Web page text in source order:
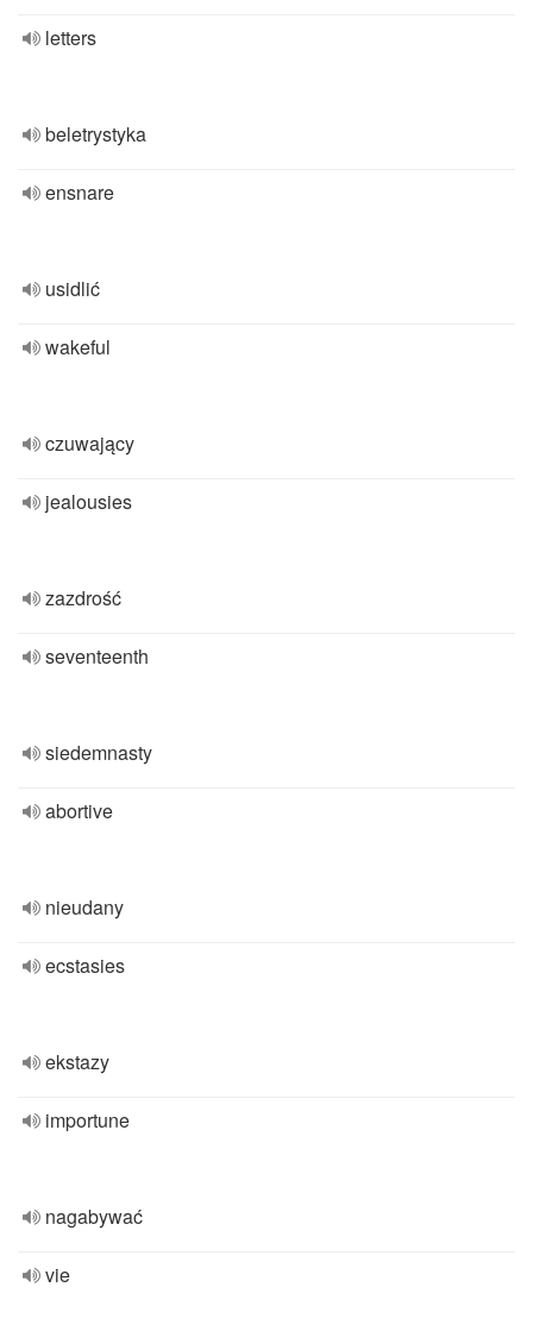
letters
beletrystyka
ensnare
usidlić
wakeful
czuwający
jealousies
zazdrość
seventeenth
siedemnasty
abortive
nieudany
ecstasies
ekstazy
importune
nagabywać
vie